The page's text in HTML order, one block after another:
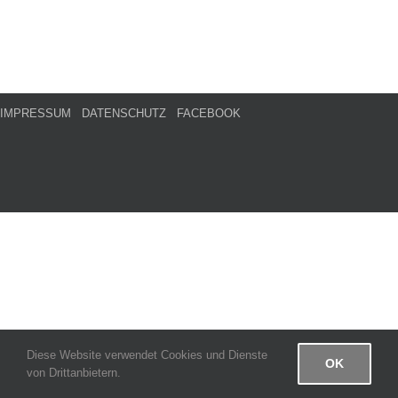
IMPRESSUM DATENSCHUTZ FACEBOOK
Diese Website verwendet Cookies und Dienste
von Drittanbietern.
OK